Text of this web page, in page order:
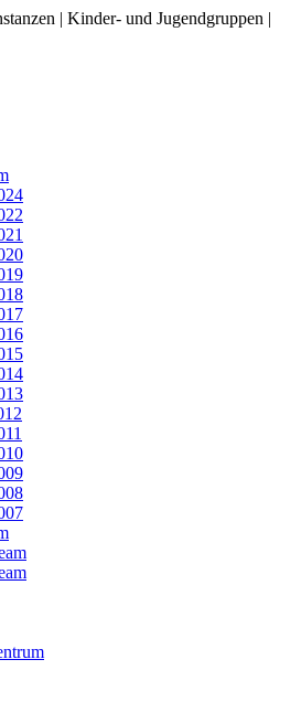
| Kinder- und Jugendgruppen |